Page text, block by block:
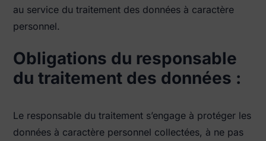
au service du traitement des données à caractère
personnel.
Obligations du responsable
du traitement des données :
Le responsable du traitement s’engage à protéger les
données à caractère personnel collectées, à ne pas